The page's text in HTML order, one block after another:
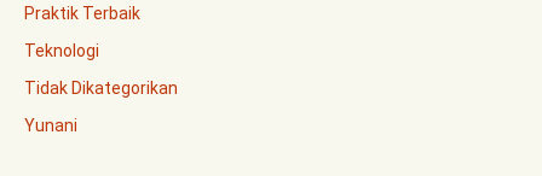
Praktik Terbaik
Teknologi
Tidak Dikategorikan
Yunani